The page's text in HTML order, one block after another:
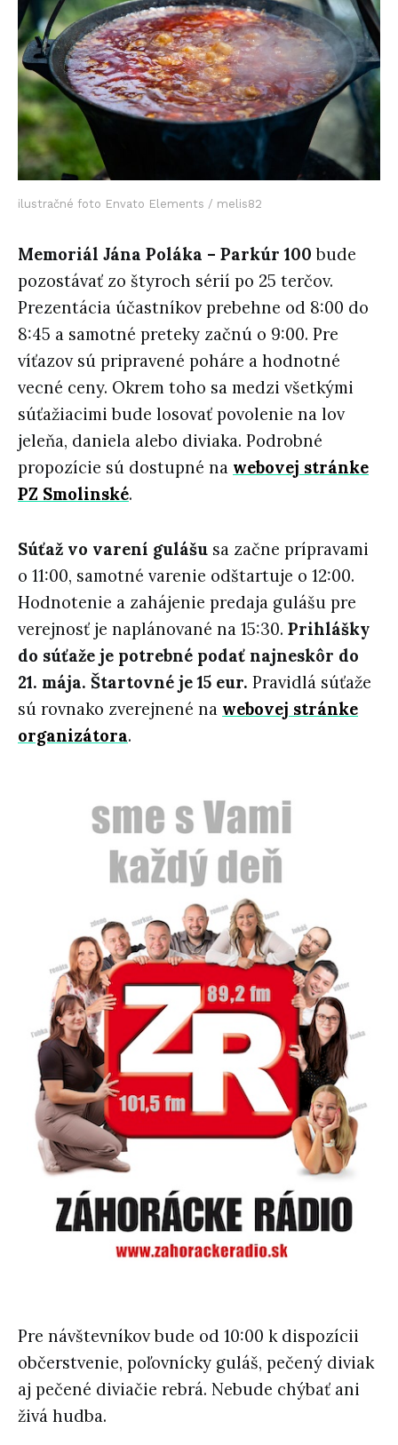
ilustračné foto Envato Elements / melis82
Memoriál Jána Poláka – Parkúr 100 bude
pozostávať zo štyroch sérií po 25 terčov.
Prezentácia účastníkov prebehne od 8:00 do
8:45 a samotné preteky začnú o 9:00. Pre
víťazov sú pripravené poháre a hodnotné
vecné ceny. Okrem toho sa medzi všetkými
súťažiacimi bude losovať povolenie na lov
jeleňa, daniela alebo diviaka. Podrobné
propozície sú dostupné na webovej stránke
PZ Smolinské.
Súťaž vo varení gulášu sa začne prípravami
o 11:00, samotné varenie odštartuje o 12:00.
Hodnotenie a zahájenie predaja gulášu pre
verejnosť je naplánované na 15:30. Prihlášky
do súťaže je potrebné podať najneskôr do
21. mája. Štartovné je 15 eur. Pravidlá súťaže
sú rovnako zverejnené na webovej stránke
organizátora.
Pre návštevníkov bude od 10:00 k dispozícii
občerstvenie, poľovnícky guláš, pečený diviak
aj pečené diviačie rebrá. Nebude chýbať ani
živá hudba.